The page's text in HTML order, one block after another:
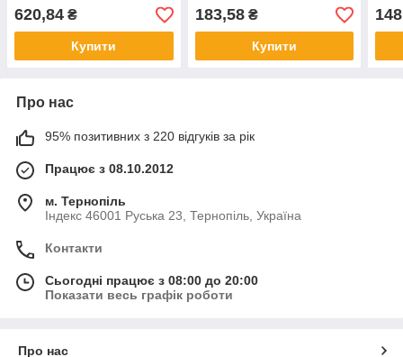
620,84 ₴
Купити
183,58₴
Купити
Про нас
95% позитивних з 220 відгуків за рік
Працює з 08.10.2012
м. Тернопіль
Індекс 46001 Руська 23, Тернопіль, Україна
Контакти
Сьогодні працює з 08:00 до 20:00
Показати весь графік роботи
Про нас